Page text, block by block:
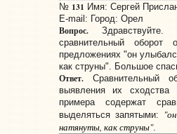
№ 131 Имя: Сергей
E-mail: Город: Орел
Вопрос.Здравствуйте.
сравнительный
предложениях "он
как струны". Большое
Ответ.Сравнительный
выявления их
примера содержат
выделяться запятыми:
натянуты, как струны".